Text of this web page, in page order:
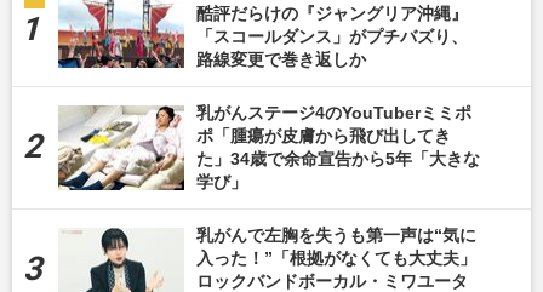
酷評だらけの『ジャングリア沖縄』
「スコールダンス」がプチバズり、
路線変更で巻き返しか
乳がんステージ4のYouTuberミミポ
ポ「腫瘍が皮膚から飛び出してき
た」34歳で余命宣告から5年「大きな
学び」
乳がんで左胸を失うも第一声は“気に
入った！”「根拠がなくても大丈夫」
ロックバンドボーカル・ミワユータ